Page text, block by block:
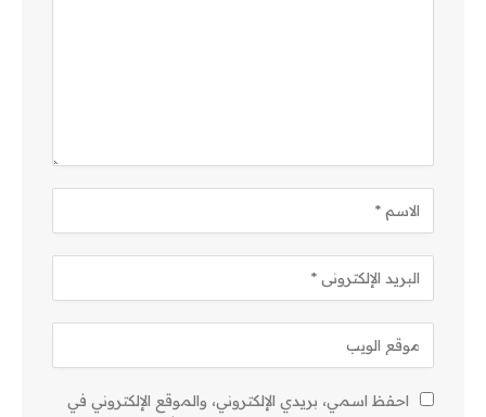
احفظ اسمي، بريدي الإلكتروني، والموقع الإلكتروني في